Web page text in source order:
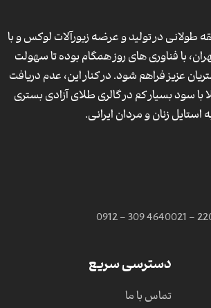
طولانی در تولید و عرضه زیورآلات لوکس و با
با فناوری های روز همگام بوده تا سهولت
عزیز فراهم شود. در کنار این، عدم دریافت
سود بسیار کم در گالری طلای آزادی بستری
زنان و مردان ایرانی.
021 -
0912 - 309 4640
دسترسی سریع
تماس با ما